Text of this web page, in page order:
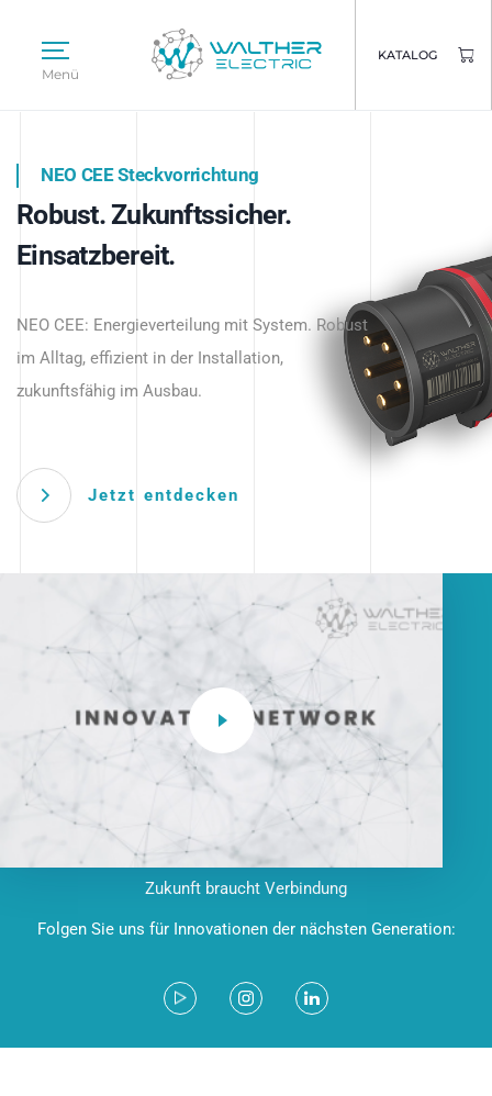
Menü
KATALOG
Intelligente Stromverteilung
beginnt hier.
NEO CEE Steckvorrichtung
Robust. Zukunftssicher.
Einsatzbereit.
NEO CEE: Energieverteilung mit System. Robust
im Alltag, effizient in der Installation,
zukunftsfähig im Ausbau.
Jetzt entdecken
Intelligenz trifft Energie.
Anwendungen – robust, IP-geschützt und
zukunftsfähig.
Zukunft braucht Verbindung
Folgen Sie uns für Innovationen der nächsten Generation: